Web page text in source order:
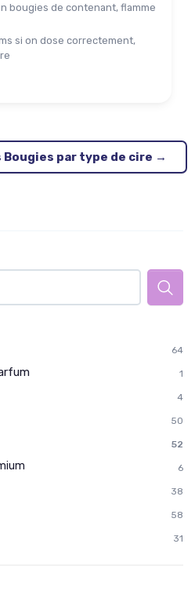
bougies de contenant, flamme
si on dose correctement,
par type de cire →
64
1
4
50
52
6
38
58
31